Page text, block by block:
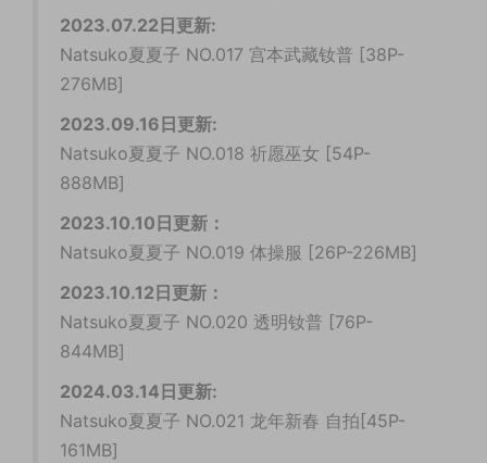
2023.07.22日更新:
Natsuko夏夏子 NO.017 宫本武藏钕普 [38P-
276MB]
2023.09.16日更新:
Natsuko夏夏子 NO.018 祈愿巫女 [54P-
888MB]
2023.10.10日更新：
Natsuko夏夏子 NO.019 体操服 [26P-226MB]
2023.10.12日更新：
Natsuko夏夏子 NO.020 透明钕普 [76P-
844MB]
2024.03.14日更新:
Natsuko夏夏子 NO.021 龙年新春 自拍[45P-
161MB]